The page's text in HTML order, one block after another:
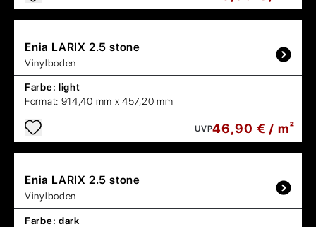
Enia LARIX 2.5 stone
Vinylboden
Farbe: light
Format: 914,40 mm x 457,20 mm
UVP46,90 € / m²
Enia LARIX 2.5 stone
Vinylboden
Farbe: dark